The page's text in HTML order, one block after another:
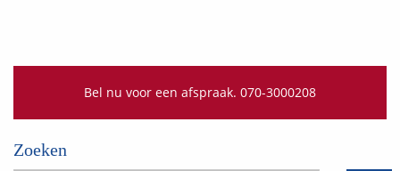
Bel nu voor een afspraak. 070-3000208
Zoeken